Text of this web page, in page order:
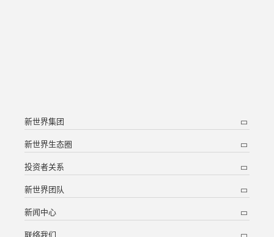
新世界集团
新世界生态圈
投资者关系
新世界团队
新闻中心
联络我们